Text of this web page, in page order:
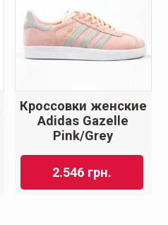
Кроссовки женские
Adidas Gazelle
Pink/Grey
2.546 грн.